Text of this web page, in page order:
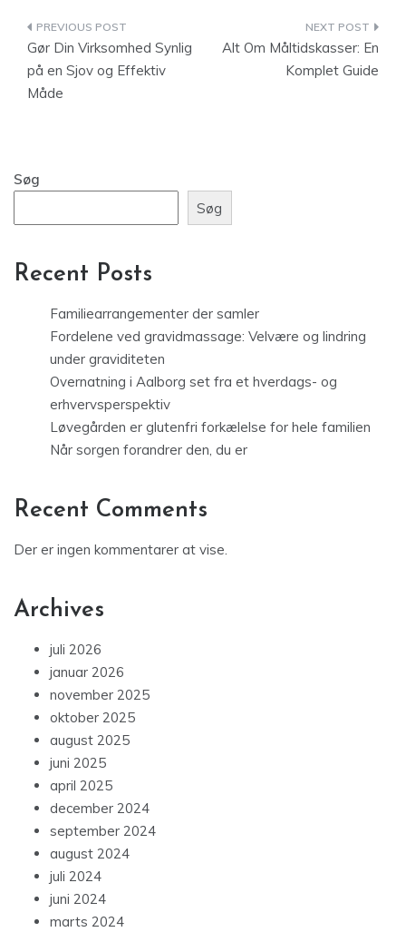
Indlægsnavigation
Gør Din Virksomhed Synlig
på en Sjov og Effektiv
Måde
Alt Om Måltidskasser: En
Komplet Guide
Søg
Søg
Recent Posts
Familiearrangementer der samler
Fordelene ved gravidmassage: Velvære og lindring
under graviditeten
Overnatning i Aalborg set fra et hverdags- og
erhvervsperspektiv
Løvegården er glutenfri forkælelse for hele familien
Når sorgen forandrer den, du er
Recent Comments
Der er ingen kommentarer at vise.
Archives
juli 2026
januar 2026
november 2025
oktober 2025
august 2025
juni 2025
april 2025
december 2024
september 2024
august 2024
juli 2024
juni 2024
marts 2024